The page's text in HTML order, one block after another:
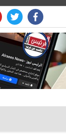
facebook